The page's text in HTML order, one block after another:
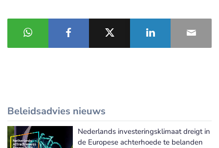
Beleidsadvies nieuws
Meer Beleidsadvies nieuws
Nederlands investeringsklimaat dreigt in
de Europese achterhoede te belanden